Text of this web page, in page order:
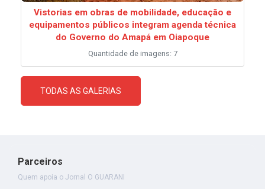
Vistorias em obras de mobilidade, educação e
equipamentos públicos integram agenda técnica
do Governo do Amapá em Oiapoque
Quantidade de imagens: 7
TODAS AS GALERIAS
Parceiros
Quem apoia o Jornal O GUARANI